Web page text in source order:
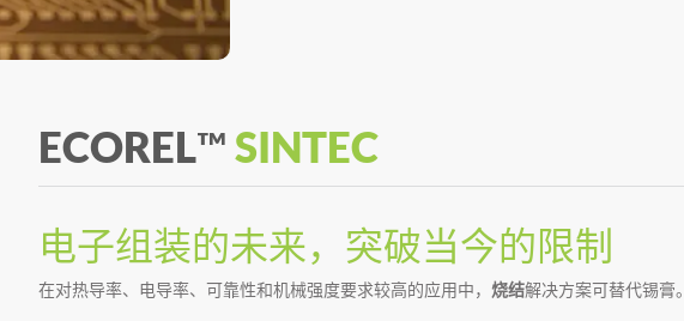
ECOREL™SINTEC
电子组装的未来，突破当今的限制
在对热导率、电导率、可靠性和机械强度要求较高的应用中， 烧结解决方案可替代锡膏。